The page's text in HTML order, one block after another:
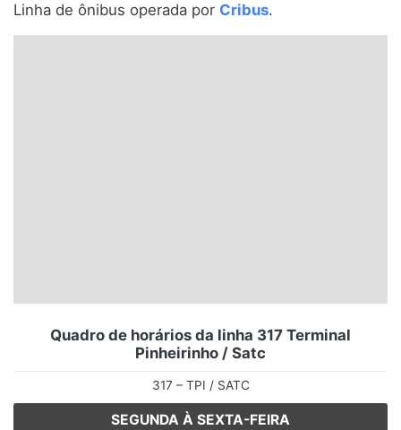
Linha de ônibus operada por Cribus.
Quadro de horários da linha 317 Terminal
Pinheirinho / Satc
317 – TPI / SATC
SEGUNDA À SEXTA-FEIRA